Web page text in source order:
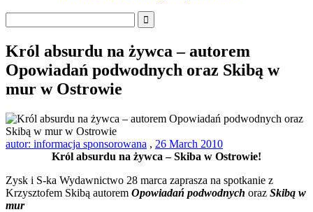
Król absurdu na żywca – autorem
Opowiadań podwodnych oraz Skibą w
mur w Ostrowie
autor: informacja sponsorowana , 26 March 2010
Król absurdu na żywca – Skiba w Ostrowie!
Zysk i S-ka Wydawnictwo 28 marca zaprasza na spotkanie z
Krzysztofem Skibą autorem Opowiadań podwodnych oraz Skibą w
mur